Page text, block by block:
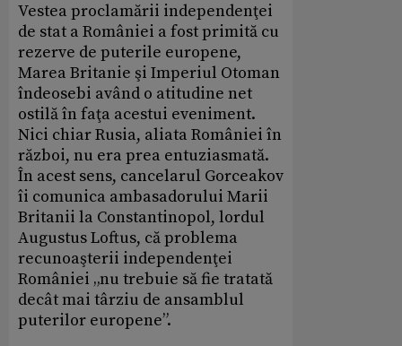
Vestea proclamării independenţei
de stat a României a fost primită cu
rezerve de puterile europene,
Marea Britanie şi Imperiul Otoman
îndeosebi având o atitudine net
ostilă în faţa acestui eveniment.
Nici chiar Rusia, aliata României în
război, nu era prea entuziasmată.
În acest sens, cancelarul Gorceakov
îi comunica ambasadorului Marii
Britanii la Constantinopol, lordul
Augustus Loftus, că problema
recunoaşterii independenţei
României „nu trebuie să fie tratată
decât mai târziu de ansamblul
puterilor europene”.